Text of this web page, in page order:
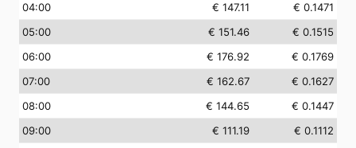
04:00 € 147.11
€ 0.1471
05:00 € 151.46
€ 0.1515
06:00 € 176.92
€ 0.1769
07:00 € 162.67
€ 0.1627
08:00 € 144.65
€ 0.1447
09:00 € 111.19
€ 0.1112